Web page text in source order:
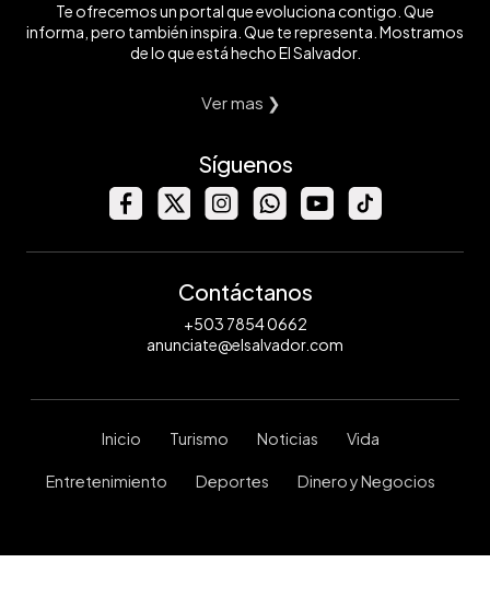
Te ofrecemos un portal que evoluciona contigo. Que
informa, pero también inspira. Que te representa. Mostramos
de lo que está hecho El Salvador.
Ver mas ❯
Síguenos
Contáctanos
+503 7854 0662
anunciate@elsalvador.com
Inicio Turismo Noticias Vida
Entretenimiento Deportes Dinero y Negocios